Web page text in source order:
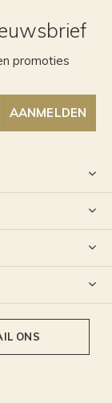
promoties
AANMELDEN
ONS